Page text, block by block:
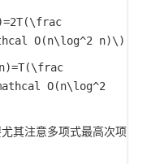
O(n\log^2 n)\)
O(n\log^2
其注意多项式最高次项